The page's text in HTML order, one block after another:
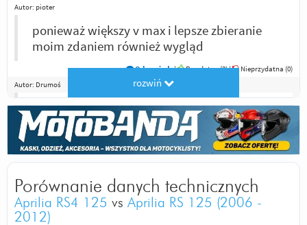
Autor: pioter
ponieważ większy v max i lepsze zbieranie
moim zdaniem również wygląd
Odpowiedz| Przydatna (3)| Nieprzydatna (0)
Autor: Drumoś
Ładniej mi sie podoba i robi +10 do fejmu
Odpowiedz | Przydatna (3)| Nieprzydatna (0
Autor:baka
Odpowiedz| Przydatna (3) | Nieprzydatna (
Autor:Gość
rozwiń
Porównanie danych technicznych
Aprilia RS4 125 vs Aprilia RS 125 (2006 -
2012)